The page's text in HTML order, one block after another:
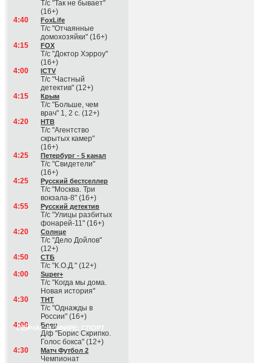
Т/с "Так не бывает"
(16+)
4:40
FoxLife
Т/с "Отчаянные
домохозяйки" (16+)
4:15
FOX
Т/с "Доктор Хэрроу"
(16+)
4:00
ICTV
Т/с "Частный
детектив" (12+)
4:15
Крым
Т/с "Больше, чем
врач" 1, 2 с. (12+)
4:20
НТВ
Т/с "Агентство
скрытых камер"
(16+)
4:25
Петербург - 5 канал
Т/с "Свидетели"
(16+)
4:25
Русский бестселлер
Т/с "Москва. Три
вокзала-8" (16+)
4:55
Русский детектив
Т/с "Улицы разбитых
фонарей-11" (16+)
4:20
Солнце
Т/с "Дело Дойлов"
(12+)
4:50
СТБ
Т/с "К.О.Д." (12+)
4:00
Super+
Т/с "Когда мы дома.
Новая история"
4:30
ТНТ
Т/с "Однажды в
России" (16+)
СЕЙЧАС В ЭФИРЕ: СПОРТ
4:00 Боец
Д/ф "Борис Скрипко.
Голос бокса" (12+)
4:30
Матч Футбол 2
Чемпионат